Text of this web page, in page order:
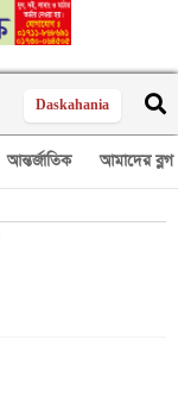
Daskahania
আন্তর্জাতিক আমাদের ব্লগ